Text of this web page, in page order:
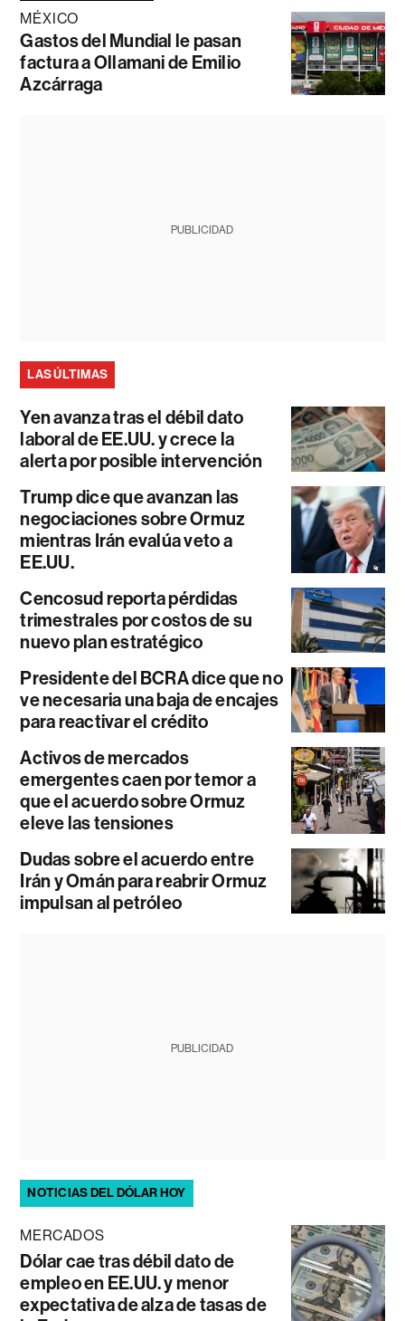
MÉXICO
Gastos del Mundial le pasan
factura a Ollamani de Emilio
Azcárraga
PUBLICIDAD
LAS ÚLTIMAS
Yen avanza tras el débil dato
laboral de EE.UU. y crece la
alerta por posible intervención
Trump dice que avanzan las
negociaciones sobre Ormuz
mientras Irán evalúa veto a
EE.UU.
Cencosud reporta pérdidas
trimestrales por costos de su
nuevo plan estratégico
Presidente del BCRA dice que no
ve necesaria una baja de encajes
para reactivar el crédito
Activos de mercados
emergentes caen por temor a
que el acuerdo sobre Ormuz
eleve las tensiones
Dudas sobre el acuerdo entre
Irán y Omán para reabrir Ormuz
impulsan al petróleo
PUBLICIDAD
NOTICIAS DEL DÓLAR HOY
MERCADOS
Dólar cae tras débil dato de
empleo en EE.UU. y menor
expectativa de alza de tasas de